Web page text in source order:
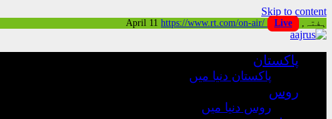
Skip to content
ہفتہ, April 11 https://www.rt.com/on-air/ Live
پاکستان
پاکستان دنیا میں
روس
روس دنیا میں